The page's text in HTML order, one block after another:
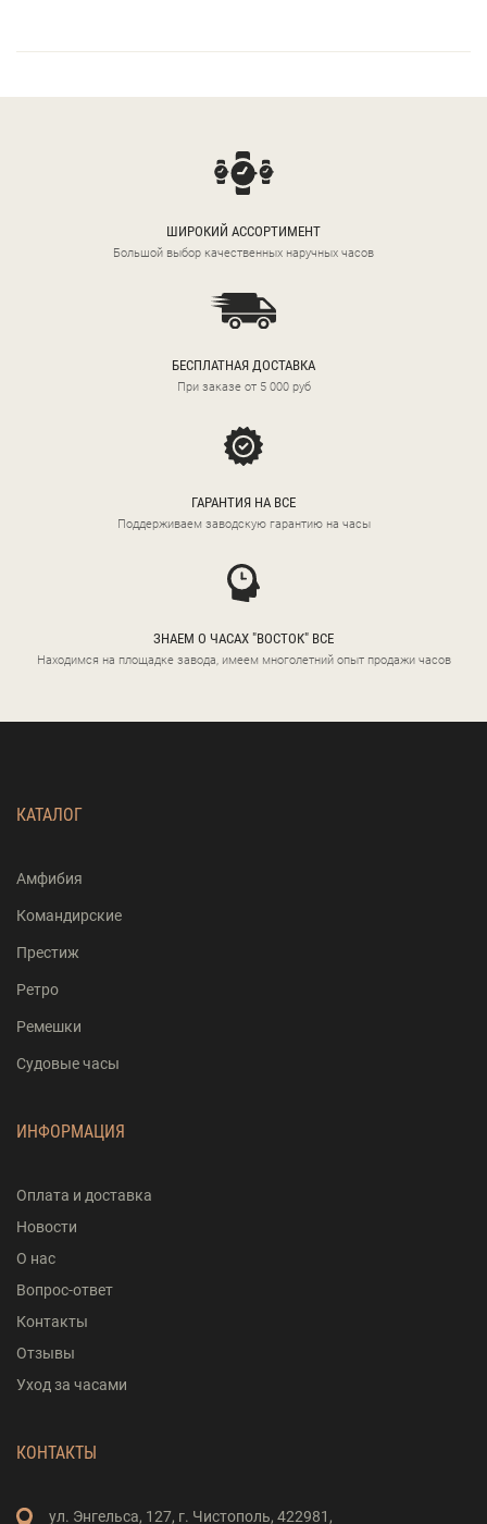
ШИРОКИЙ АССОРТИМЕНТ
Большой выбор качественных наручных часов
БЕСПЛАТНАЯ ДОСТАВКА
При заказе от 5 000 руб
ГАРАНТИЯ НА ВСЕ
Поддерживаем заводскую гарантию на часы
ЗНАЕМ О ЧАСАХ "ВОСТОК" ВСЕ
Находимся на площадке завода, имеем многолетний опыт продажи часов
КАТАЛОГ
Амфибия
Командирские
Престиж
Ретро
Ремешки
Судовые часы
ИНФОРМАЦИЯ
Оплата и доставка
Новости
О нас
Вопрос-ответ
Контакты
Отзывы
Уход за часами
КОНТАКТЫ
ул. Энгельса, 127, г. Чистополь, 422981,